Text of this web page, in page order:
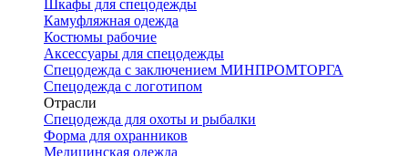
Шкафы для спецодежды
Камуфляжная одежда
Костюмы рабочие
Аксессуары для спецодежды
Спецодежда с заключением МИНПРОМТОРГА
Спецодежда с логотипом
Отрасли
Спецодежда для охоты и рыбалки
Форма для охранников
Медицинская одежда